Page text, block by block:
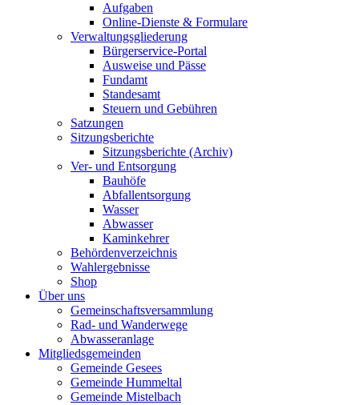
Aufgaben
Online-Dienste & Formulare
Verwaltungsgliederung
Bürgerservice-Portal
Ausweise und Pässe
Fundamt
Standesamt
Steuern und Gebühren
Satzungen
Sitzungsberichte
Sitzungsberichte (Archiv)
Ver- und Entsorgung
Bauhöfe
Abfallentsorgung
Wasser
Abwasser
Kaminkehrer
Behördenverzeichnis
Wahlergebnisse
Shop
Über uns
Gemeinschaftsversammlung
Rad- und Wanderwege
Abwasseranlage
Mitgliedsgemeinden
Gemeinde Gesees
Gemeinde Hummeltal
Gemeinde Mistelbach